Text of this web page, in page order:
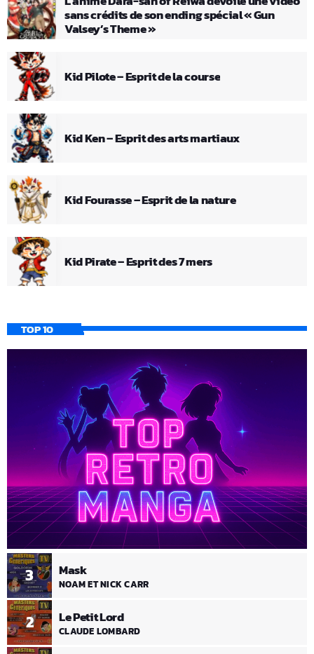
sans crédits de son ending spécial « Gun
Valsey’s Theme »
Kid Pilote – Esprit de la course
Kid Ken – Esprit des arts martiaux
Kid Fourasse – Esprit de la nature
Kid Pirate – Esprit des 7 mers
TOP 10
2 Le Petit Lord
CLAUDE LOMBARD
3 Mask
NOAM ET NICK CARR